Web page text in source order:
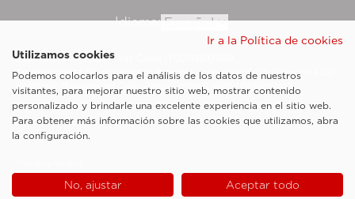
Idioma:
Esaote SpA ©2026 - Vat Code IT05131180969
Sociedad sujeta a la actividad de dirección y coordinación de Shanghai Luzi
Enterprise Management Consultancy Center (Limited Partnership)
Notas legales
Cookie Policy
Ir a la Política de cookies
Utilizamos cookies
Podemos colocarlos para el análisis de los datos de nuestros
visitantes, para mejorar nuestro sitio web, mostrar contenido
personalizado y brindarle una excelente experiencia en el sitio web.
Para obtener más información sobre las cookies que utilizamos, abra
la configuración.
No, ajustar Aceptar todo